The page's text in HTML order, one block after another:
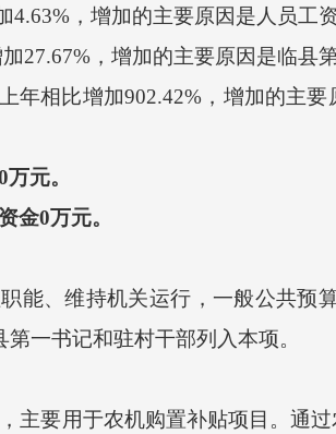
4.63%，增加的主要原因是 人员工
27.67%，增加的主要原因是临县
年相比增加902.42%，增加的主要
万元。
金0万元。
能、维持机关运行，一般公共预
第一书记和驻村干部列入本项。
， 主要用于农机购置补贴项目 。 通